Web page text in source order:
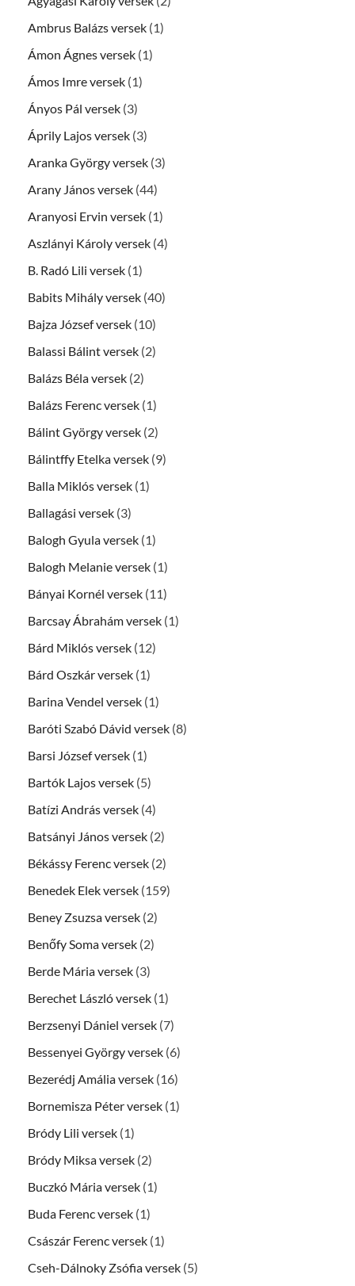
Ambrus Balázs versek (1)
Ámon Ágnes versek (1)
Ámos Imre versek (1)
Ányos Pál versek (3)
Áprily Lajos versek (3)
Aranka György versek (3)
Arany János versek (44)
Aranyosi Ervin versek (1)
Aszlányi Károly versek (4)
B. Radó Lili versek (1)
Babits Mihály versek (40)
Bajza József versek (10)
Balassi Bálint versek (2)
Balázs Béla versek (2)
Balázs Ferenc versek (1)
Bálint György versek (2)
Bálintffy Etelka versek (9)
Balla Miklós versek (1)
Ballagási versek (3)
Balogh Gyula versek (1)
Balogh Melanie versek (1)
Bányai Kornél versek (11)
Barcsay Ábrahám versek (1)
Bárd Miklós versek (12)
Bárd Oszkár versek (1)
Barina Vendel versek (1)
Baróti Szabó Dávid versek (8)
Barsi József versek (1)
Bartók Lajos versek (5)
Batízi András versek (4)
Batsányi János versek (2)
Békássy Ferenc versek (2)
Benedek Elek versek (159)
Beney Zsuzsa versek (2)
Benőfy Soma versek (2)
Berde Mária versek (3)
Berechet László versek (1)
Berzsenyi Dániel versek (7)
Bessenyei György versek (6)
Bezerédj Amália versek (16)
Bornemisza Péter versek (1)
Bródy Lili versek (1)
Bródy Miksa versek (2)
Buczkó Mária versek (1)
Buda Ferenc versek (1)
Császár Ferenc versek (1)
Cseh-Dálnoky Zsófia versek (5)